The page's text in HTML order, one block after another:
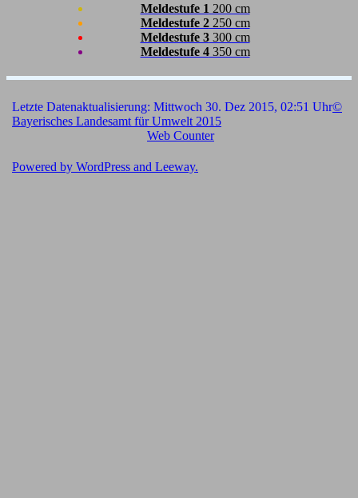
Meldestufe 1 200 cm
Meldestufe 2250 cm
Meldestufe 3300 cm
Meldestufe 4350 cm
Letzte Datenaktualisierung: Mittwoch 30. Dez 2015, 02:51 Uhr©
Bayerisches Landesamt für Umwelt 2015
Web Counter
Powered by WordPress and Leeway.